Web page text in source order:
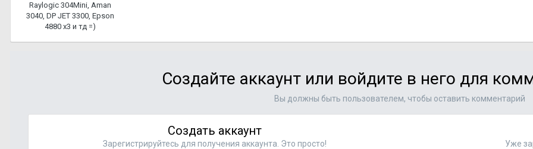
Raylogic 304Mini, Aman
3040, DP JET 3300, Epson
4880 x3 и тд =)
Создайте аккаунт или войдите в него для
Вы должны быть пользователем, чтобы оставить комментарий
Создать аккаунт
Зарегистрируйтесь для получения аккаунта. Это просто! Уже